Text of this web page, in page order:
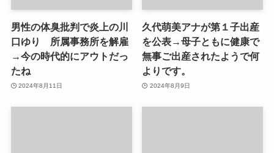
男性の体臭批判で炎上の川
口ゆり 所属事務所を解雇
→今の時代的にアウトだっ
たね
2024年8月11日
久代萌美アナが第１子出産
を公表→母子ともに健康で
無事ご出産されたようで何
よりです。
2024年8月9日